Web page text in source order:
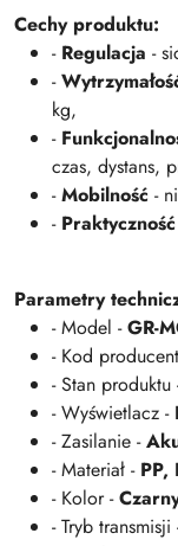
Cechy produktu:
- Regulacja -
-
kg,
-
czas, dystans,
-Mobilność -
- Praktyczność
Parametry
- Model -GR-
- Kod
- Stan produktu
- Wyświetlacz -
- Zasilanie -
- Materiał - PP,
- Kolor -
- Tryb transmisji